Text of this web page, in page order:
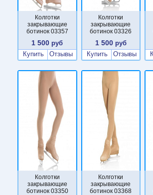
Колготки
закрывающие
ботинок 03357
1 500 руб
Купить
Отзывы
Колготки
закрывающие
ботинок 03326
1 500 руб
Купить
Отзывы
Колготки
закрывающие
ботинок 03350
Колготки
закрывающие
ботинок 03368